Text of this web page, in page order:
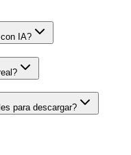
IA?
para descargar?